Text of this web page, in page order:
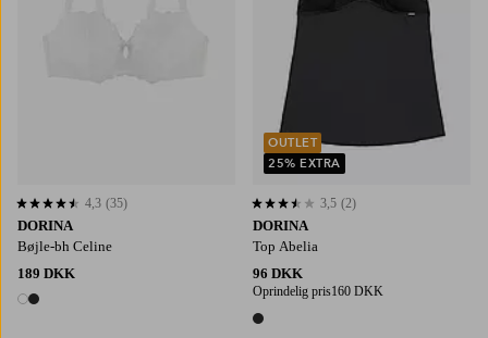
DORINA
Bøjle-bh Celine
189 DKK
2 farver
4,3 baseret på 35 bedømmelser
4,3 (35)
DORINA
Top Abelia
96 DKK
Oprindelig pris160 DKK
1 farve
3,5 baseret på 2 bedømmelser
3,5 (2)
OUTLET
25% EXTRA